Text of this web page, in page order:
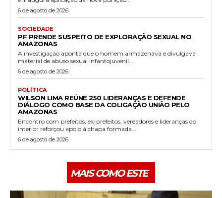
6 de agosto de 2026
SOCIEDADE
PF PRENDE SUSPEITO DE EXPLORAÇÃO SEXUAL NO
AMAZONAS
A investigação aponta que o homem armazenava e divulgava
material de abuso sexual infantojuvenil...
6 de agosto de 2026
POLÍTICA
WILSON LIMA REÚNE 250 LIDERANÇAS E DEFENDE
DIÁLOGO COMO BASE DA COLIGAÇÃO UNIÃO PELO
AMAZONAS
Encontro com prefeitos, ex-prefeitos, vereadores e lideranças do
interior reforçou apoio à chapa formada...
6 de agosto de 2026
MAIS COMO ESTE